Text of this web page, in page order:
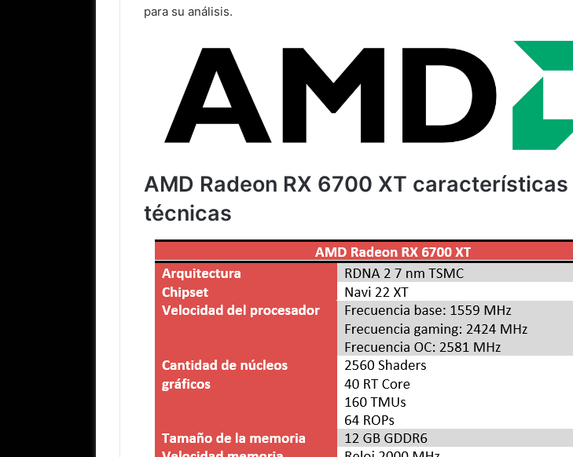
para su análisis.
AMD Radeon RX 6700 XT características
técnicas